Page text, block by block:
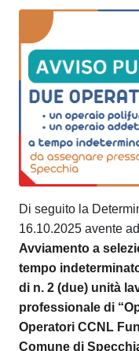
Di seguito la
16.10.2025 avente
Avviamento a
tempo
di n. 2 (due) unità
professionale di
Operatori CCNL
Comune di